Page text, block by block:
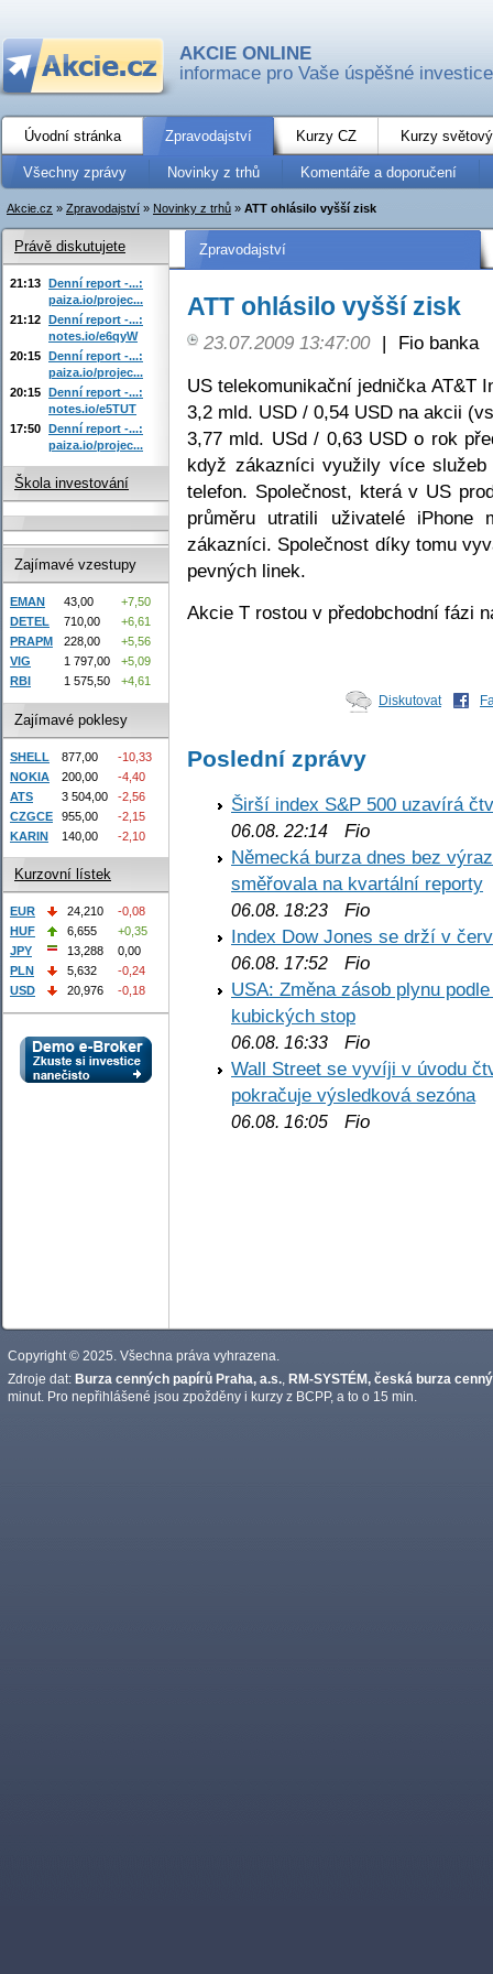
AKCIE ONLINE
informace pro Vaše úspěšné investice
Úvodní stránka Zpravodajství Kurzy CZ Kurzy
Všechny zprávy Novinky z trhů Komentáře a doporučení
Akcie.cz » Zpravodajství » Novinky z trhů » ATT ohlásilo vyšší zisk
Zpravodajství
ATT ohlásilo vyšší zisk
23.07.2009 13:47:00 |
Fio banka
US telekomunikační jednička AT&T
3,2 mld. USD / 0,54 USD na akcii
3,77 mld. USd / 0,63 USD o rok
když zákazníci využily více
telefon. Společnost, která v US
průměru utratili uživatelé
zákazníci. Společnost díky tomu
pevných linek.
Akcie T rostou v předobchodní fázi
Diskutovat
Poslední zprávy
Širší index S&P 500 uzavírá
06.08. 22:14 Fio
Německá burza dnes bez
směřovala na kvartální reporty
06.08. 18:23 Fio
Index Dow Jones se drží v
06.08. 17:52 Fio
USA: Změna zásob plynu
kubických stop
06.08. 16:33 Fio
Wall Street se vyvíji v úvodu
pokračuje výsledková sezóna
06.08. 16:05 Fio
Právě diskutujete
21:13 Denní report -...:
paiza.io/projec...
21:12 Denní report -...:
notes.io/e6qyW
20:15 Denní report -...:
paiza.io/projec...
20:15 Denní report -...:
notes.io/e5TUT
17:50 Denní report -...:
paiza.io/projec...
Škola investování
Zajímavé vzestupy
EMAN 43,00
+7,50
DETEL
710,00
+6,61
PRAPM
228,00
+5,56
VIG
1 797,00
+5,09
RBI
1 575,50 +4,61
Zajímavé poklesy
SHELL 877,00
-10,33
NOKIA
200,00
-4,40
ATS
3 504,00
-2,56
CZGCE
955,00
-2,15
KARIN
140,00 -2,10
Kurzovní lístek
EUR 24,210
-0,08
HUF
6,655
+0,35
JPY
13,288
0,00
PLN
5,632
-0,24
USD
20,976 -0,18
Copyright © 2025. Všechna práva vyhrazena.
Zdroje dat: Burza cenných papírů Praha, a.s. RM-SYSTÉM, česká burza
minut. Pro nepřihlášené jsou zpožděny i kurzy z BCPP, a to o 15 min.